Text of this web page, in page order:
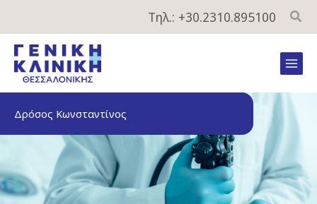
περιεχόμενο
Τηλ.: +30.2310.895100
Δρόσος Κωνσταντίνος